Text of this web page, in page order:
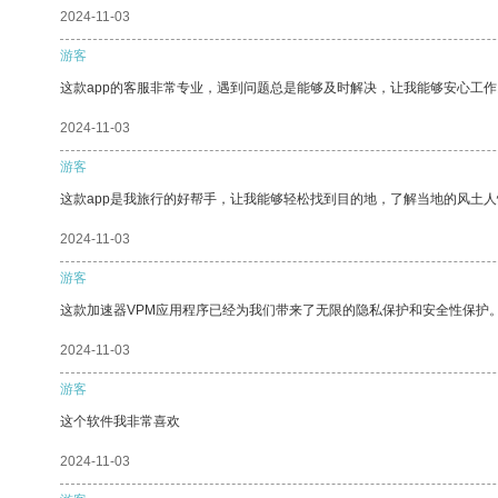
2024-11-03
游客
这款app的客服非常专业，遇到问题总是能够及时解决，让我能够安心工作
2024-11-03
游客
这款app是我旅行的好帮手，让我能够轻松找到目的地，了解当地的风土人
2024-11-03
游客
这款加速器VPM应用程序已经为我们带来了无限的隐私保护和安全性保护。
2024-11-03
游客
这个软件我非常喜欢
2024-11-03